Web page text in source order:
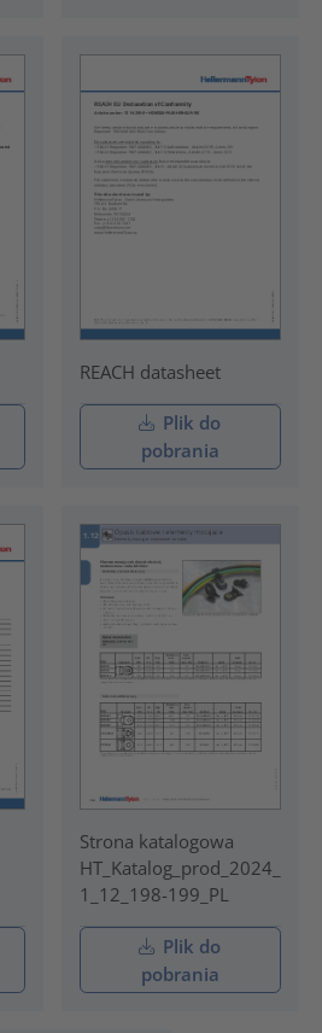
REACH datasheet
Plik do
pobrania
Strona katalogowa
HT_Katalog_prod_2024_
1_12_198-199_PL
Plik do
pobrania